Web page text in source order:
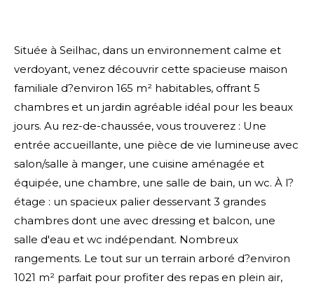
Située à Seilhac, dans un environnement calme et
verdoyant, venez découvrir cette spacieuse maison
familiale d?environ 165 m² habitables, offrant 5
chambres et un jardin agréable idéal pour les beaux
jours. Au rez-de-chaussée, vous trouverez : Une
entrée accueillante, une pièce de vie lumineuse avec
salon/salle à manger, une cuisine aménagée et
équipée, une chambre, une salle de bain, un wc. À l?
étage : un spacieux palier desservant 3 grandes
chambres dont une avec dressing et balcon, une
salle d'eau et wc indépendant. Nombreux
rangements. Le tout sur un terrain arboré d?environ
1021 m² parfait pour profiter des repas en plein air,